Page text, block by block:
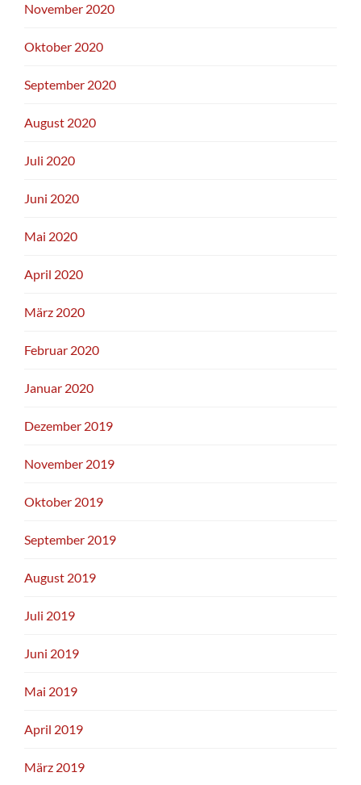
November 2020
Oktober 2020
September 2020
August 2020
Juli 2020
Juni 2020
Mai 2020
April 2020
März 2020
Februar 2020
Januar 2020
Dezember 2019
November 2019
Oktober 2019
September 2019
August 2019
Juli 2019
Juni 2019
Mai 2019
April 2019
März 2019